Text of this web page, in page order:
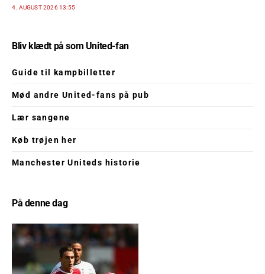
4. AUGUST 2026 13:55
Bliv klædt på som United-fan
Guide til kampbilletter
Mød andre United-fans på pub
Lær sangene
Køb trøjen her
Manchester Uniteds historie
På denne dag